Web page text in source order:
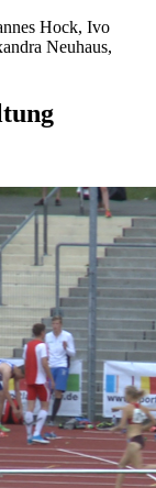
Hock, Ivo
Neuhaus,